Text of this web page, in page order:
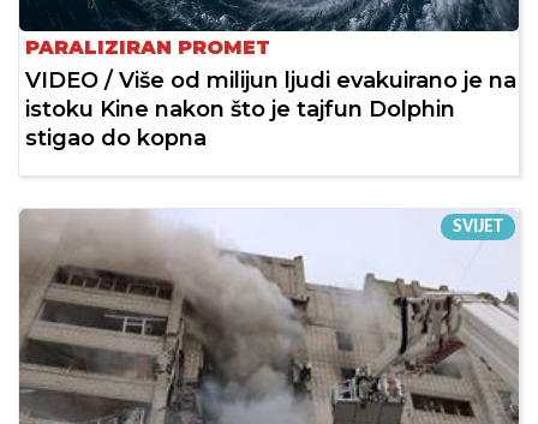
PARALIZIRAN PROMET
VIDEO / Više od milijun ljudi evakuirano je na
istoku Kine nakon što je tajfun Dolphin
stigao do kopna
SVIJET